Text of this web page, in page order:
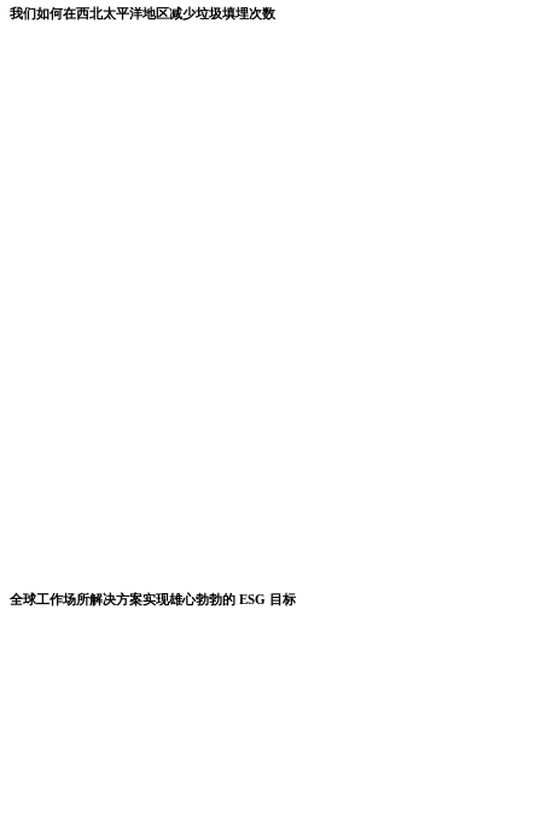
我们如何在西北太平洋地区减少垃圾填埋次数
全球工作场所解决方案实现雄心勃勃的 ESG 目标